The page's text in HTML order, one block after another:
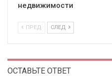
недвижимости
ПРЕД СЛЕД
ОСТАВЬТЕ ОТВЕТ